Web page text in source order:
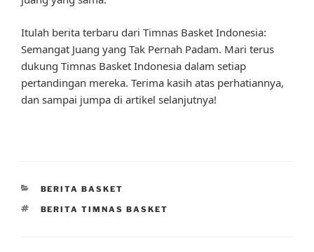
Itulah berita terbaru dari Timnas Basket Indonesia:
Semangat Juang yang Tak Pernah Padam. Mari terus
dukung Timnas Basket Indonesia dalam setiap
pertandingan mereka. Terima kasih atas perhatiannya,
dan sampai jumpa di artikel selanjutnya!
CATEGORIES
BERITA BASKET
TAGS
BERITA TIMNAS BASKET